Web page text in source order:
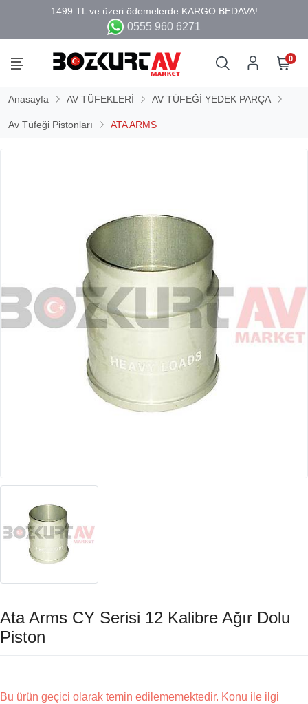
0555 960 6271
0
Anasayfa AV TÜFEKLERİ AV TÜFEĞİ YEDEK PARÇA
Av Tüfeği Pistonları ATA ARMS
Ata Arms CY Serisi 12 Kalibre Ağır Dolu
Piston
Bu ürün geçici olarak temin edilememektedir. Konu ile ilgi